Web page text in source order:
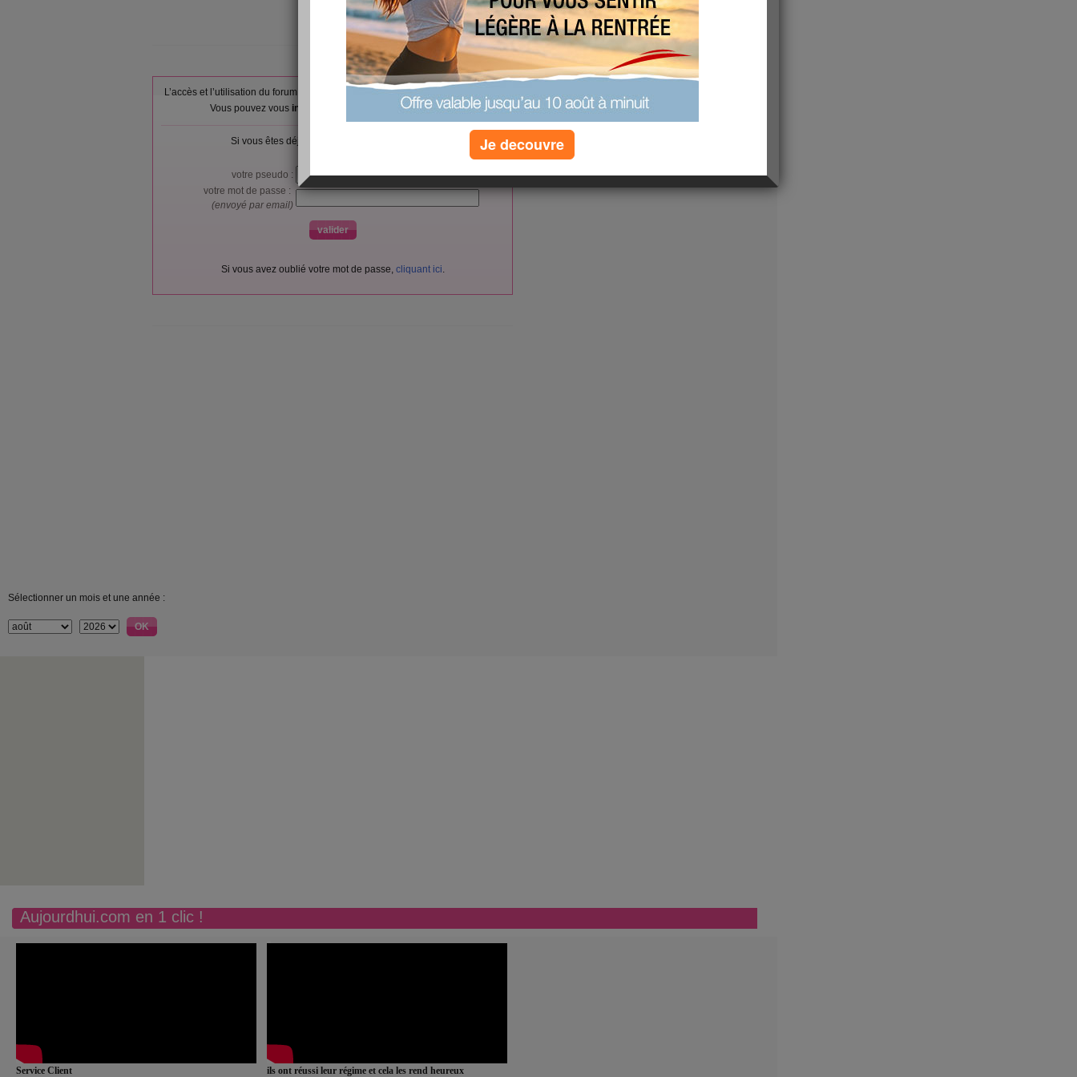
(0) commentaires
L’accès et l’utilisation du forum sont réservés aux membres d'Aujourdhui.com.
Vous pouvez vous inscrire gratuitement encliquant ici.
Si vous êtes déjà membre, connectez-vous ici :
votre pseudo :
votre mot de passe :
(envoyé par email)
Si vous avez oublié votre mot de passe, cliquant ici.
Sélectionner un mois et une année :
Aujourdhui.com en 1 clic !
Service Client ils ont réussi leur régime et cela les rend heureux
Je decouvre